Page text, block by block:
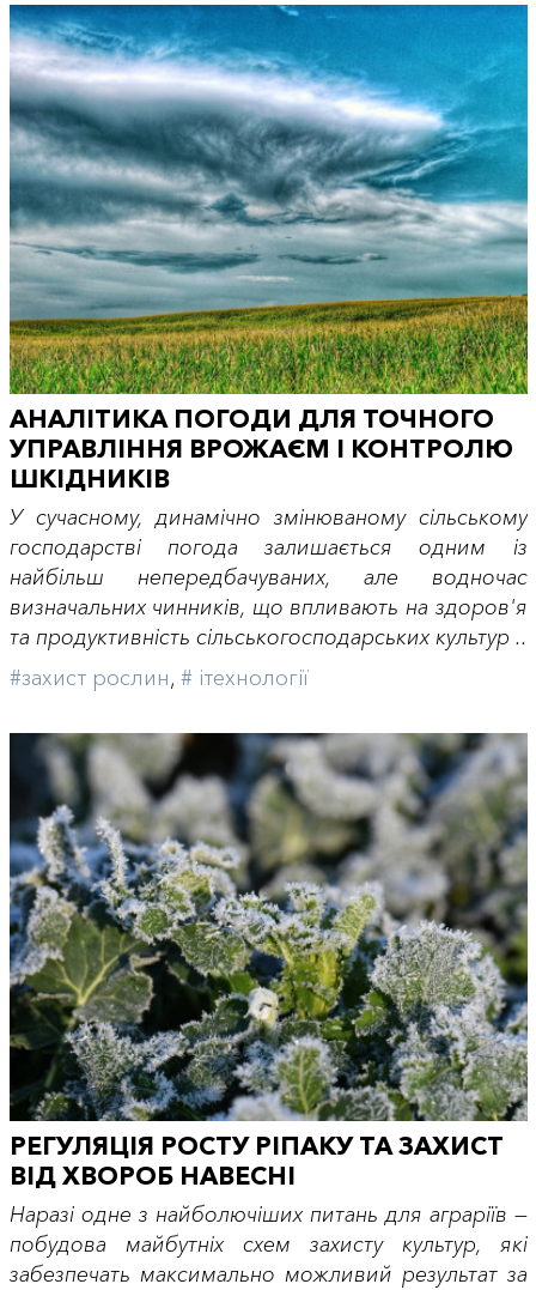
АНАЛІТИКА ПОГОДИ ДЛЯ ТОЧНОГО
УПРАВЛІННЯ ВРОЖАЄМ І КОНТРОЛЮ
ШКІДНИКІВ
У сучасному, динамічно змінюваному сільському
господарстві погода залишається одним із
найбільш непередбачуваних, але водночас
визначальних чинників, що впливають на здоров'я
та продуктивність сільськогосподарських культур ..
#захист рослин, # iтехнології
РЕГУЛЯЦІЯ РОСТУ РІПАКУ ТА ЗАХИСТ
ВІД ХВОРОБ НАВЕСНІ
Наразі одне з найболючіших питань для аграріїв —
побудова майбутніх схем захисту культур, які
забезпечать максимально можливий результат за